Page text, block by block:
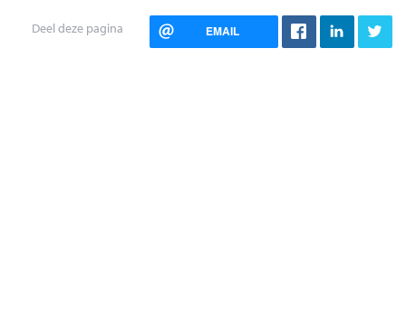
Deel deze pagina EMAIL